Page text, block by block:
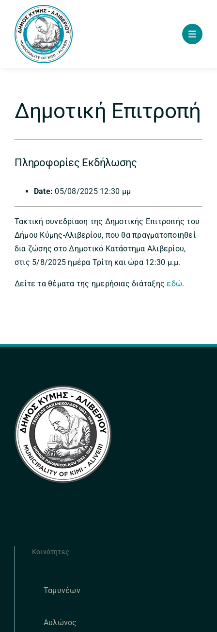
content
Δημοτική Επιτροπή
Πληροφορίες Εκδήλωσης
Date: 05/08/2025 12:30 μμ
Τακτική συνεδρίαση της Δημοτικής Επιτροπής του
Δήμου Κύμης-Αλιβερίου, που θα πραγματοποιηθεί
δια ζώσης στο Δημοτικό Κατάστημα Αλιβερίου,
στις 5/8/2025 ημέρα Τρίτη και ώρα 12:30 μ.μ.
Δείτε τα θέματα της ημερήσιας διάταξηςεδώ.
Κοινότητες
Ταμυνέων
Αυλώνος